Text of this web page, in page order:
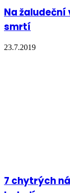
Na
smrtí
23.7.2019
7 chytrých